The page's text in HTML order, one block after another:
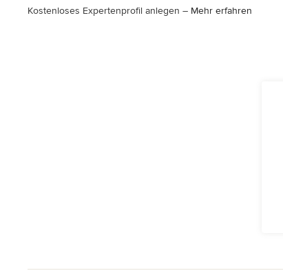
Kostenloses Expertenprofil anlegen – Mehr erfahren